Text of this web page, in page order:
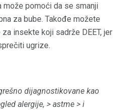
može pomoći da se smanji
za bube. Takođe možete
insekte koji sadrže DEET, jer
ugrize.
dijagnostikovane kao
alergije, > astme > i